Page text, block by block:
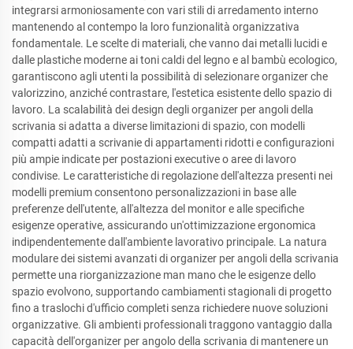
integrarsi armoniosamente con vari stili di arredamento interno
mantenendo al contempo la loro funzionalità organizzativa
fondamentale. Le scelte di materiali, che vanno dai metalli lucidi e
dalle plastiche moderne ai toni caldi del legno e al bambù ecologico,
garantiscono agli utenti la possibilità di selezionare organizer che
valorizzino, anziché contrastare, l'estetica esistente dello spazio di
lavoro. La scalabilità dei design degli organizer per angoli della
scrivania si adatta a diverse limitazioni di spazio, con modelli
compatti adatti a scrivanie di appartamenti ridotti e configurazioni
più ampie indicate per postazioni executive o aree di lavoro
condivise. Le caratteristiche di regolazione dell'altezza presenti nei
modelli premium consentono personalizzazioni in base alle
preferenze dell'utente, all'altezza del monitor e alle specifiche
esigenze operative, assicurando un'ottimizzazione ergonomica
indipendentemente dall'ambiente lavorativo principale. La natura
modulare dei sistemi avanzati di organizer per angoli della scrivania
permette una riorganizzazione man mano che le esigenze dello
spazio evolvono, supportando cambiamenti stagionali di progetto
fino a traslochi d'ufficio completi senza richiedere nuove soluzioni
organizzative. Gli ambienti professionali traggono vantaggio dalla
capacità dell'organizer per angolo della scrivania di mantenere un